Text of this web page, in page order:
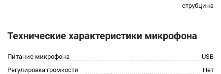
струбцина
Технические характеристики микрофона
Питание микрофона
USB
Регулировка громкости
Нет